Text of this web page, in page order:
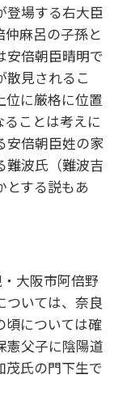
登場する右大臣
麻呂の子孫と
安倍朝臣晴明で
散見されるこ
位に厳格に位置
ことは考えに
安倍朝臣姓の家
難波氏（難波吉
とする説もあ
大阪市阿倍野
ついては、奈良
頃については確
憲父子に陰陽道
茂氏の門下生で